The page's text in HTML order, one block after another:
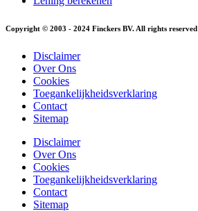
Copyright © 2003 - 2024 Finckers BV. All rights reserved
Disclaimer
Over Ons
Cookies
Toegankelijkheidsverklaring
Contact
Sitemap
Disclaimer
Over Ons
Cookies
Toegankelijkheidsverklaring
Contact
Sitemap